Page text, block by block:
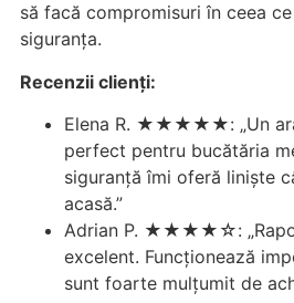
să facă compromisuri în ceea
siguranța.
Recenzii clienți:
Elena R. ★★★★★: „Un
perfect pentru bucătăria
siguranță îmi oferă liniște
acasă.”
Adrian P. ★★★★☆:
excelent. Funcționează
sunt foarte mulțumit de